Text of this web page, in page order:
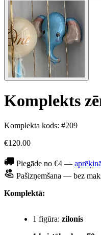
Komplekts
Komplekta kods: #209
€120.00
Piegāde no €4 —
Pašizņemšana — bez
Komplektā:
1 figūra: zilonis